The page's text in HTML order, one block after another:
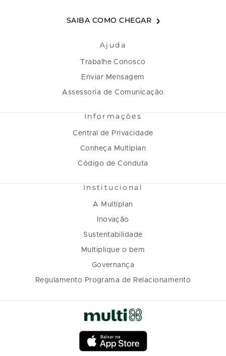
SAIBA COMO CHEGAR
Ajuda
Trabalhe Conosco
Enviar Mensagem
Assessoria de Comunicação
Informações
Central de Privacidade
Conheça Multiplan
Código de Conduta
Institucional
A Multiplan
Inovação
Sustentabilidade
Multiplique o bem
Governança
Regulamento Programa de Relacionamento